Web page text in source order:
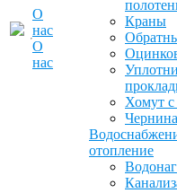
О
нас
О
нас
Краны
Хомут с
Чернина
отопление